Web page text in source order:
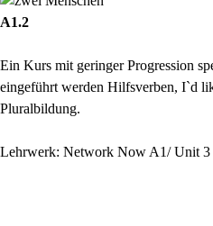
A1.2
Ein Kurs mit geringer Progression
eingeführt werden Hilfsverben, I`d
Pluralbildung.
Lehrwerk: Network Now A1/ Unit 3